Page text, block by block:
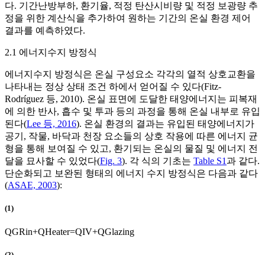
다. 기간난방부하, 환기율, 적정 탄산시비량 및 적정 보광량 추
정을 위한 계산식을 추가하여 원하는 기간의 온실 환경 제어
결과를 예측하였다.
2.1 에너지수지 방정식
에너지수지 방정식은 온실 구성요소 각각의 열적 상호교환을
나타내는 정상 상태 조건 하에서 얻어질 수 있다(Fitz-
Rodríguez 등, 2010). 온실 표면에 도달한 태양에너지는 피복재
에 의한 반사, 흡수 및 투과 등의 과정을 통해 온실 내부로 유입
된다(Lee 등, 2016). 온실 환경의 결과는 유입된 태양에너지가
공기, 작물, 바닥과 천장 요소들의 상호 작용에 따른 에너지 균
형을 통해 보여질 수 있고, 환기되는 온실의 물질 및 에너지 전
달을 묘사할 수 있었다(Fig. 3). 각 식의 기초는 Table S1과 같다.
단순화되고 보완된 형태의 에너지 수지 방정식은 다음과 같다
(ASAE, 2003):
(1)
QGRin+QHeater=QIV+QGlazing